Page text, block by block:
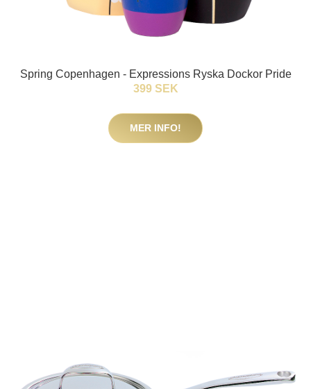
Spring Copenhagen - Expressions Ryska Dockor Pride
399 SEK
MER INFO!